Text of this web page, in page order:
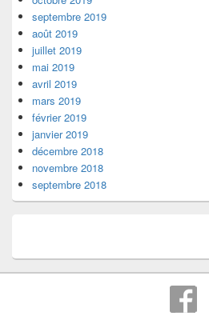
septembre 2019
août 2019
juillet 2019
mai 2019
avril 2019
mars 2019
février 2019
janvier 2019
décembre 2018
novembre 2018
septembre 2018